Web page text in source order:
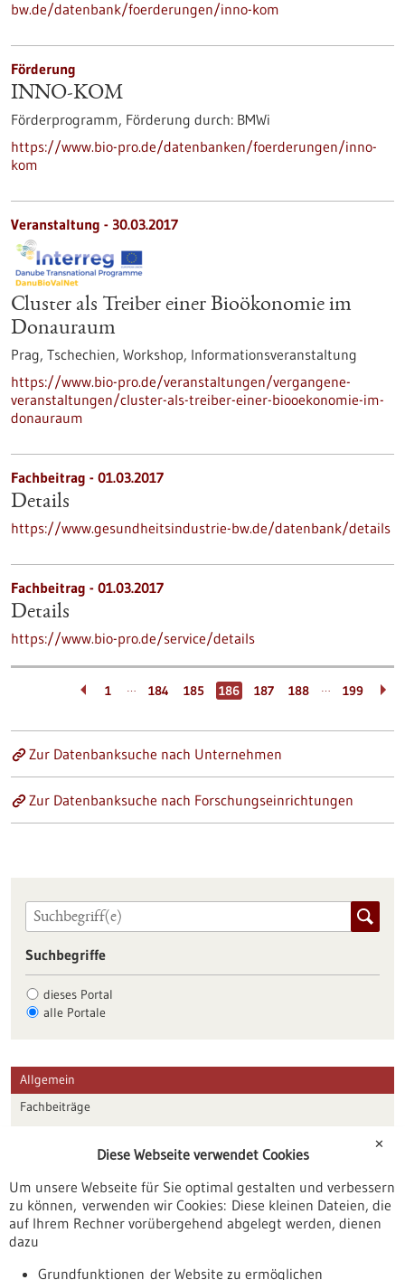
bw.de/datenbank/foerderungen/inno-kom
Förderung
INNO-KOM
Förderprogramm, Förderung durch: BMWi
https://www.bio-pro.de/datenbanken/foerderungen/inno-
kom
Veranstaltung - 30.03.2017
Cluster als Treiber einer Bioökonomie im
Donauraum
Prag, Tschechien, Workshop, Informationsveranstaltung
https://www.bio-pro.de/veranstaltungen/vergangene-
veranstaltungen/cluster-als-treiber-einer-biooekonomie-im-
donauraum
Fachbeitrag - 01.03.2017
Details
https://www.gesundheitsindustrie-bw.de/datenbank/details
Fachbeitrag - 01.03.2017
Details
https://www.bio-pro.de/service/details
1 … 184 185 186 187 188 … 199
Zur Datenbanksuche nach Unternehmen
Zur Datenbanksuche nach Forschungseinrichtungen
Suchbegriffe
dieses Portal
alle Portale
Allgemein
Fachbeiträge
Veranstaltungen
Erscheinungsdatum
✕
Diese Webseite verwendet Cookies
Um unsere Webseite für Sie optimal gestalten und verbessern
zu können, verwenden wir Cookies: Diese kleinen Dateien, die
auf Ihrem Rechner vorübergehend abgelegt werden, dienen
dazu
Grundfunktionen der Website zu ermöglichen